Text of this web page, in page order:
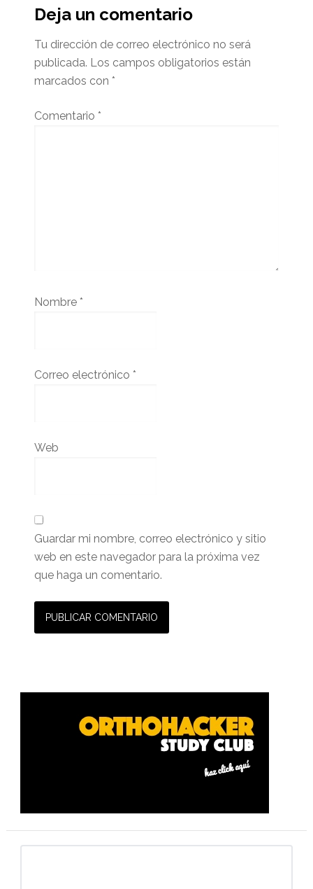
del
lector
Deja un comentario
Tu dirección de correo electrónico no será
publicada. Los campos obligatorios están
marcados con *
Comentario *
Nombre *
Correo electrónico *
Web
Guardar mi nombre, correo electrónico y sitio
web en este navegador para la próxima vez
que haga un comentario.
Barra
primaria